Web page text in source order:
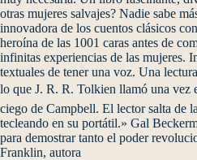
otras mujeres salvajes? Nadie sabe
innovadora de los cuentos clásicos
heroína de las 1001 caras antes de
infinitas experiencias de las mujeres.
textuales de tener una voz. Una
lo que J. R. R. Tolkien llamó una vez
ciego de Campbell. El lector salta de
tecleando en su portátil.» Gal
para demostrar tanto el poder
Franklin, autora